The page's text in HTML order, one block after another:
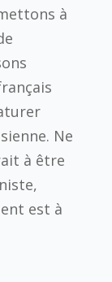
à
Ne
à être
est à